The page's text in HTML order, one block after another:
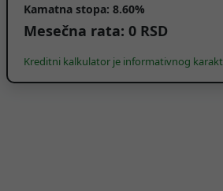
Kamatna stopa: 8.60%
Mesečna rata: 0 RSD
Kreditni kalkulator je informativnog